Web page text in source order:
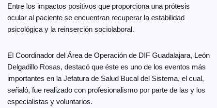
Entre los impactos positivos que proporciona una prótesis
ocular al paciente se encuentran recuperar la estabilidad
psicológica y la reinserción sociolaboral.
El Coordinador del Área de Operación de DIF Guadalajara, León
Delgadillo Rosas, destacó que éste es uno de los eventos más
importantes en la Jefatura de Salud Bucal del Sistema, el cual,
señaló, fue realizado con profesionalismo por parte de las y los
especialistas y voluntarios.